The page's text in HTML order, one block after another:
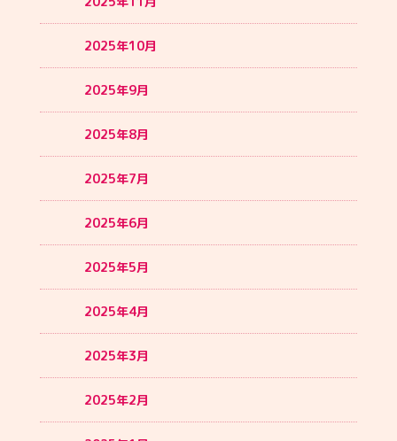
2025年10月
2025年9月
2025年8月
2025年7月
2025年6月
2025年5月
2025年4月
2025年3月
2025年2月